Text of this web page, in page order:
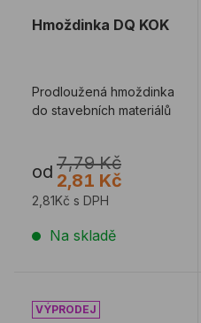
Hmoždinka DQ KOK
Prodloužená hmoždinka
do stavebních materiálů
od 7,79 Kč
2,81 Kč
2,81Kč s DPH
Na skladě
Hmoždinka EJOT SDF-